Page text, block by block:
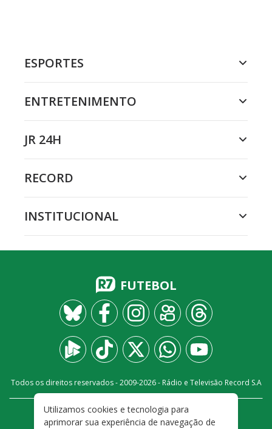
ESPORTES
ENTRETENIMENTO
JR 24H
RECORD
INSTITUCIONAL
FUTEBOL
Todos os direitos reservados - 2009-2026- Rádio e Televisão Record S.A
FALE CONOSCO
PRIVACIDADE
Utilizamos cookies e tecnologia para
aprimorar sua experiência de navegação de